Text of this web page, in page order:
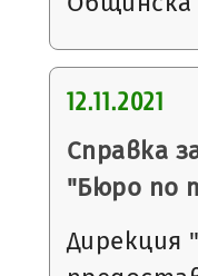
12.11.2021
Справка
"Бюро по
Дирекция